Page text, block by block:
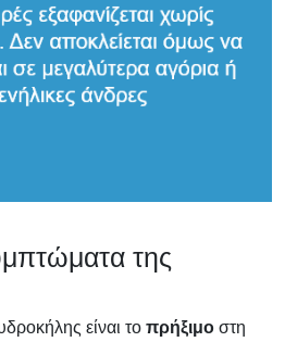
της
είναι το πρήξιμο στη